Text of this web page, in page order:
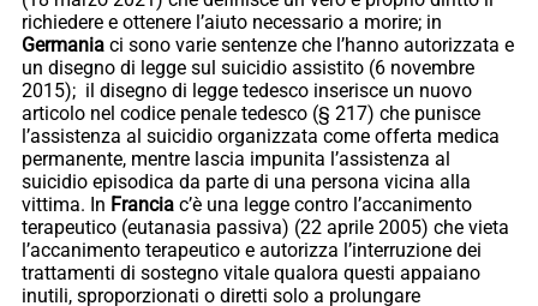
richiedere e ottenere l’aiuto necessario a morire; in
Germania ci sono varie sentenze che l’hanno autorizzata e
un disegno di legge sul suicidio assistito (6 novembre
2015); il disegno di legge tedesco inserisce un nuovo
articolo nel codice penale tedesco (§ 217) che punisce
l’assistenza al suicidio organizzata come offerta medica
permanente, mentre lascia impunita l’assistenza al
suicidio episodica da parte di una persona vicina alla
vittima. In Francia c’è una legge contro l’accanimento
terapeutico (eutanasia passiva) (22 aprile 2005) che vieta
l’accanimento terapeutico e autorizza l’interruzione dei
trattamenti di sostegno vitale qualora questi appaiano
inutili, sproporzionati o diretti solo a prolungare